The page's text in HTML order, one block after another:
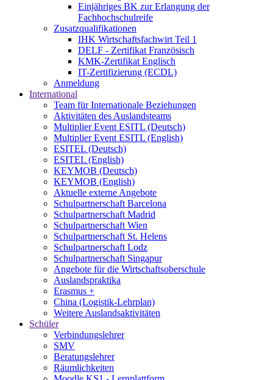
Einjähriges BK zur Erlangung der
Fachhochschulreife
Zusatzqualifikationen
IHK Wirtschaftsfachwirt Teil 1
DELF - Zertifikat Französisch
KMK-Zertifikat Englisch
IT-Zertifizierung (ECDL)
Anmeldung
International
Team für Internationale Beziehungen
Aktivitäten des Auslandsteams
Multiplier Event ESITL (Deutsch)
Multiplier Event ESITL (English)
ESITEL (Deutsch)
ESITEL (English)
KEYMOB (Deutsch)
KEYMOB (English)
Aktuelle externe Angebote
Schulpartnerschaft Barcelona
Schulpartnerschaft Madrid
Schulpartnerschaft Wien
Schulpartnerschaft St. Helens
Schulpartnerschaft Lodz
Schulpartnerschaft Singapur
Angebote für die Wirtschaftsoberschule
Auslandspraktika
Erasmus +
China (Logistik-Lehrplan)
Weitere Auslandsaktivitäten
Schüler
Verbindungslehrer
SMV
Beratungslehrer
Räumlichkeiten